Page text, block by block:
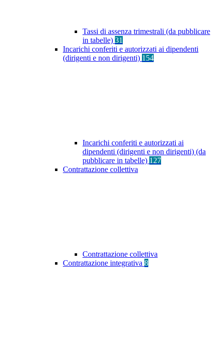
Tassi di assenza trimestrali (da pubblicare
in tabelle) 31
Incarichi conferiti e autorizzati ai dipendenti
(dirigenti e non dirigenti) 154
Incarichi conferiti e autorizzati ai
dipendenti (dirigenti e non dirigenti) (da
pubblicare in tabelle) 127
Contrattazione collettiva
Contrattazione collettiva
Contrattazione integrativa 8